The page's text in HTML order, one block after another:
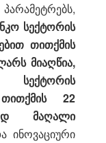
სექტორის
თითქმის
მიაღწია,
სექტორის
22
მაღალი